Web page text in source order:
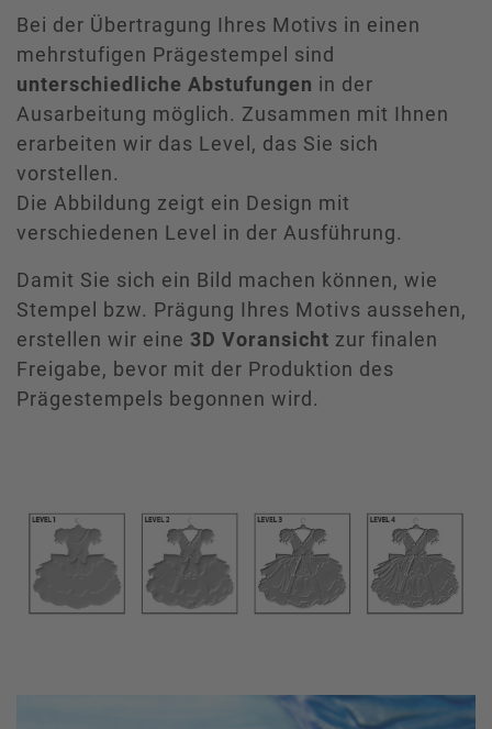
Bei der Übertragung Ihres Motivs in einen
mehrstufigen Prägestempel sind
unterschiedliche Abstufungen in der
Ausarbeitung möglich. Zusammen mit Ihnen
erarbeiten wir das Level, das Sie sich
vorstellen.
Die Abbildung zeigt ein Design mit
verschiedenen Level in der Ausführung.
Damit Sie sich ein Bild machen können, wie
Stempel bzw. Prägung Ihres Motivs aussehen,
erstellen wir eine 3D Voransicht zur finalen
Freigabe, bevor mit der Produktion des
Prägestempels begonnen wird.